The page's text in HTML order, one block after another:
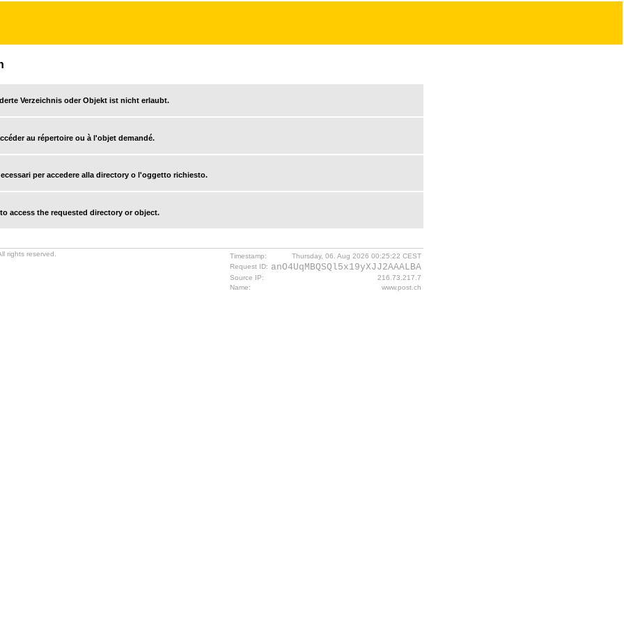
Verzeichnis oder Objekt ist nicht erlaubt.
au répertoire ou à l'objet demandé.
per accedere alla directory o l'oggetto richiesto.
access the requested directory or object.
rights reserved. Timestamp:
Thursday, 06. Aug 2026 00:25:22 CEST
Request ID: anO4UqMBQSQl5x19yXJJ2AAALBA
Source IP:
216.73.217.7
Name:
www.post.ch